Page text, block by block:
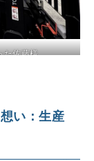
た佐藤様
い：生産